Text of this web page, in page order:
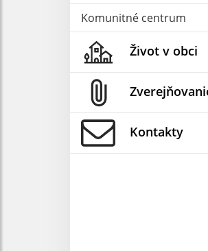
Komunitné centrum
Život v obci
Kontakty